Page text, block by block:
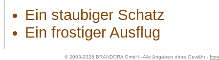
Ein staubiger Schatz
Ein frostiger Ausflug
© 2003-2026 BRANDORA GmbH - Alle Angaben ohne Gewähr -